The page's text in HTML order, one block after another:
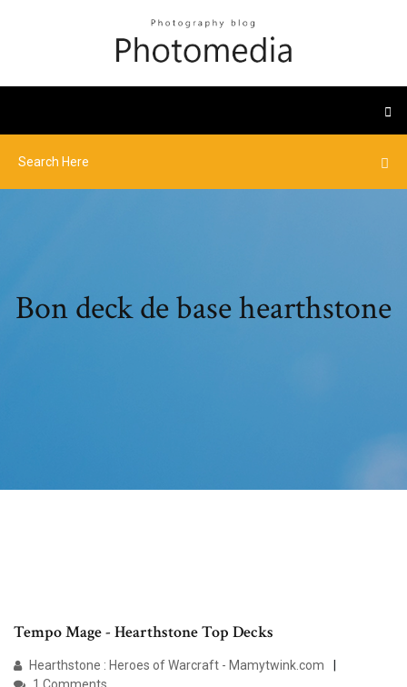
Bon deck de base hearthstone
Tempo Mage - Hearthstone Top Decks
Hearthstone : Heroes of Warcraft - Mamytwink.com